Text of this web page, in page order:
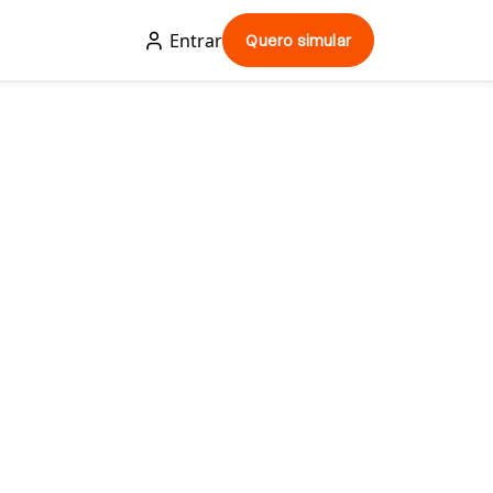
Entrar Quero simular